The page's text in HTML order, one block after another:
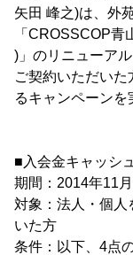
矢田 峰之)は、外
「CROSSCOP青
)」のリニューア
ご契約いただい
るキャンペーンを
■入会金キャッシ
期間：2014年11
対象：法人・個人
いた方
条件：以下、4点